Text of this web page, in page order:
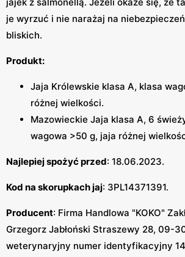
je wyrzuć i nie narażaj na
bliskich.
Produkt:
Jaja Królewskie klasa A, klasa
różnej wielkości.
Mazowieckie Jaja klasa A, 6
wagowa >50 g, jaja różnej
Najlepiej spożyć przed: 18.06.2023.
Kod na skorupkach jaj: 3PL14371391.
Producent: Firma Handlowa "KOKO"
Grzegorz Jabłoński Straszewy 28, 09-
weterynaryjny numer identyfikacyjny